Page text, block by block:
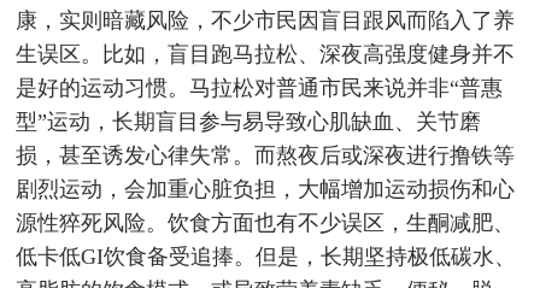
康，实则暗藏风险，不少市民因盲目跟风而陷入了养
生误区。比如，盲目跑马拉松、深夜高强度健身并不
是好的运动习惯。马拉松对普通市民来说并非“普惠
型”运动，长期盲目参与易导致心肌缺血、关节磨
损，甚至诱发心律失常。而熬夜后或深夜进行撸铁等
剧烈运动，会加重心脏负担，大幅增加运动损伤和心
源性猝死风险。饮食方面也有不少误区，生酮减肥、
低卡低GI饮食备受追捧。但是，长期坚持极低碳水、